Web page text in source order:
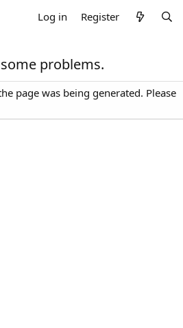
Log in Register
problems.
page was being generated. Please